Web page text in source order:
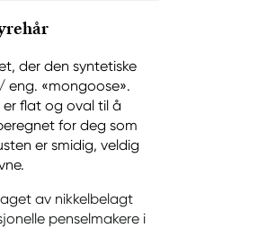
der den syntetiske
eng. «mongoose».
er flat og oval til å
for deg som
er smidig, veldig
av nikkelbelagt
penselmakere i